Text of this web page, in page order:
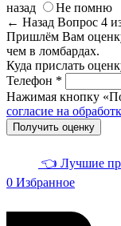
назад
Не помню
← Назад Вопрос 4
Пришлём Вам
чем в ломбардах.
Куда прислать
Телефон *
Нажимая кнопку
согласие на
Получить оценку
👈 Лучшие
0 Избранное